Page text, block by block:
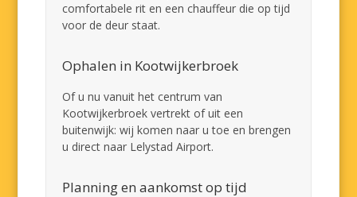
comfortabele rit en een chauffeur die op tijd
voor de deur staat.
Ophalen in Kootwijkerbroek
Of u nu vanuit het centrum van
Kootwijkerbroek vertrekt of uit een
buitenwijk: wij komen naar u toe en brengen
u direct naar Lelystad Airport.
Planning en aankomst op tijd